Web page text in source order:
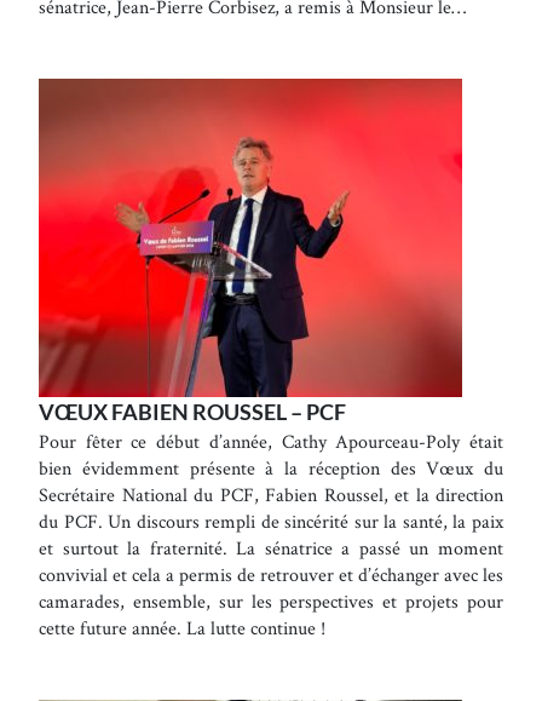
sénatrice, Jean-Pierre Corbisez, a remis à Monsieur le…
VŒUX FABIEN ROUSSEL – PCF
Pour fêter ce début d’année, Cathy Apourceau-Poly était
bien évidemment présente à la réception des Vœux du
Secrétaire National du PCF, Fabien Roussel, et la direction
du PCF. Un discours rempli de sincérité sur la santé, la paix
et surtout la fraternité. La sénatrice a passé un moment
convivial et cela a permis de retrouver et d’échanger avec les
camarades, ensemble, sur les perspectives et projets pour
cette future année. La lutte continue !